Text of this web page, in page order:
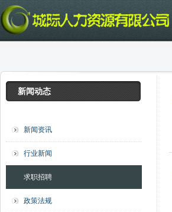
新闻动态
新闻资讯
行业新闻
求职招聘
政策法规